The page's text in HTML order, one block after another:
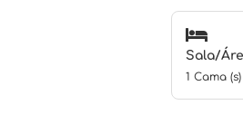
Sala/
1 Cama